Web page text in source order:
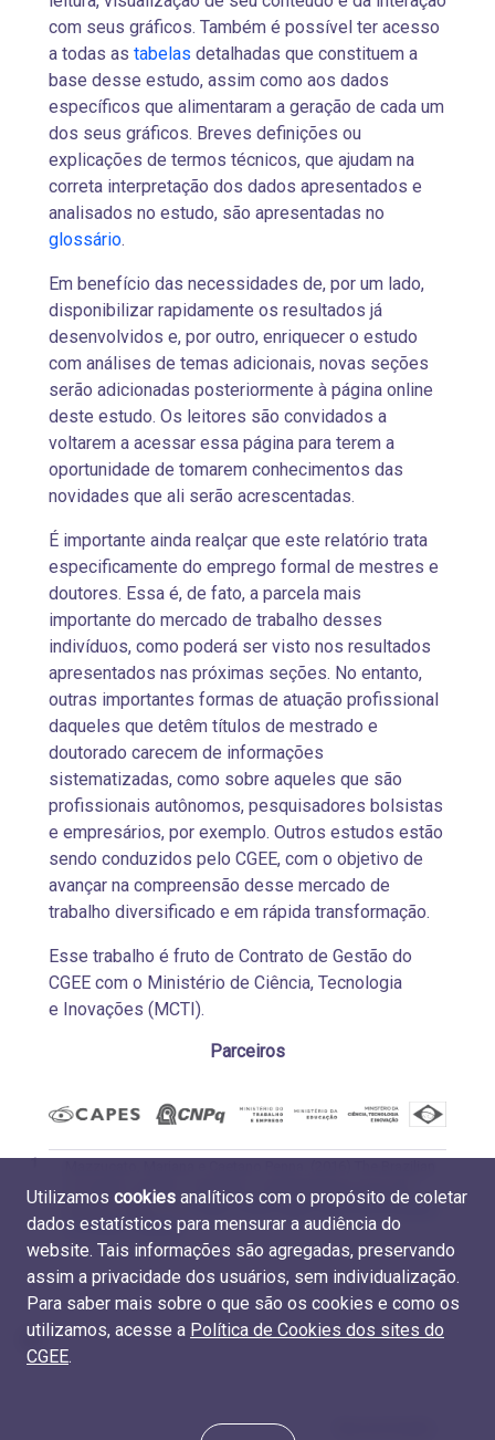
com seus gráficos. Também é possível ter acesso
a todas as tabelas detalhadas que constituem a
base desse estudo, assim como aos dados
específicos que alimentaram a geração de cada um
dos seus gráficos. Breves definições ou
explicações de termos técnicos, que ajudam na
correta interpretação dos dados apresentados e
analisados no estudo, são apresentadas no
glossário.
Em benefício das necessidades de, por um lado,
disponibilizar rapidamente os resultados já
desenvolvidos e, por outro, enriquecer o estudo
com análises de temas adicionais, novas seções
serão adicionadas posteriormente à página online
deste estudo. Os leitores são convidados a
voltarem a acessar essa página para terem a
oportunidade de tomarem conhecimentos das
novidades que ali serão acrescentadas.
É importante ainda realçar que este relatório trata
especificamente do emprego formal de mestres e
doutores. Essa é, de fato, a parcela mais
importante do mercado de trabalho desses
indivíduos, como poderá ser visto nos resultados
apresentados nas próximas seções. No entanto,
outras importantes formas de atuação profissional
daqueles que detêm títulos de mestrado e
doutorado carecem de informações
sistematizadas, como sobre aqueles que são
profissionais autônomos, pesquisadores bolsistas
e empresários, por exemplo. Outros estudos estão
sendo conduzidos pelo CGEE, com o objetivo de
avançar na compreensão desse mercado de
trabalho diversificado e em rápida transformação.
Esse trabalho é fruto de Contrato de Gestão do
CGEE com o Ministério de Ciência, Tecnologia
e Inovações (MCTI).
Parceiros
1
Innovation System: A Mission-Oriented Policy Proposal,
Brasília: CGEE, p. 56.https://www.cgee.org.br/the-brazilian-
innovation-system
Utilizamos cookies analíticos com o propósito de coletar
dados estatísticos para mensurar a audiência do
website. Tais informações são agregadas, preservando
assim a privacidade dos usuários, sem individualização.
Para saber mais sobre o que são os cookies e como os
utilizamos, acesse a Política de Cookies dos sites do
CGEE.